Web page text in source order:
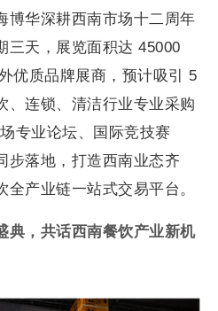
博华深耕西南市场十二周年
三天，展览面积达 45000
优质品牌展商，预计吸引 5
、连锁、清洁行业专业采购
专业论坛、国际竞技赛
步落地，打造西南业态齐
产业链一站式交易平台。
典，共话西南餐饮产业新机